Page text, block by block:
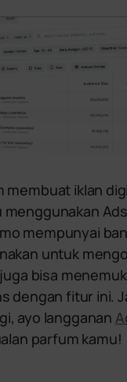
membuat iklan
menggunakan
mempunyai
untuk
bisa
dengan fitur ini.
ayo langganan
parfum kamu!